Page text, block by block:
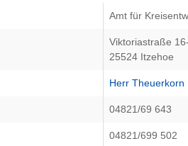
Amt für
Viktoriastraße
25524 Itzehoe
Herr Theuerkorn
04821/69 643
04821/699 502